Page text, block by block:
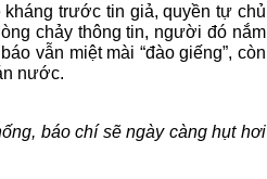
trước tin giả, quyền tự chủ
chảy thông tin, người đó nắm
vẫn miệt mài “đào giếng”, còn
nước.
báo chí sẽ ngày càng hụt hơi